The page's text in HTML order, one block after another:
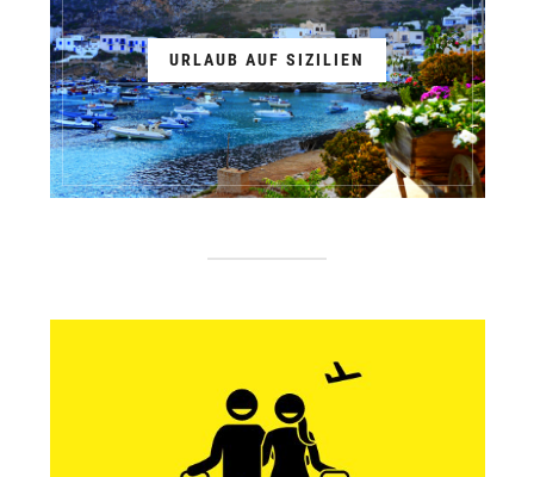
URLAUB AUF SIZILIEN